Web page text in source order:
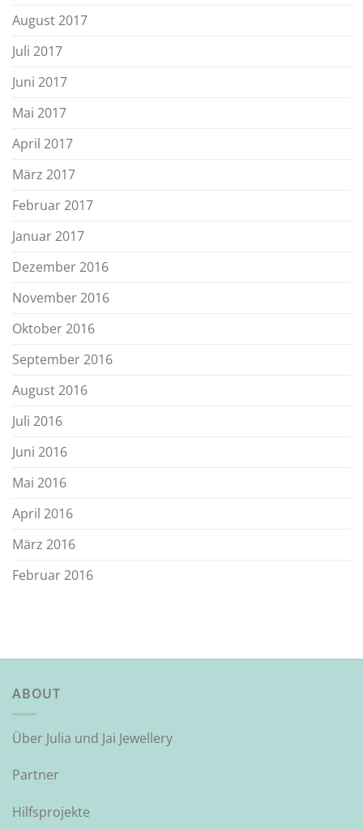
August 2017
Juli 2017
Juni 2017
Mai 2017
April 2017
März 2017
Februar 2017
Januar 2017
Dezember 2016
November 2016
Oktober 2016
September 2016
August 2016
Juli 2016
Juni 2016
Mai 2016
April 2016
März 2016
Februar 2016
ABOUT
Über Julia und Jai Jewellery
Partner
Hilfsprojekte